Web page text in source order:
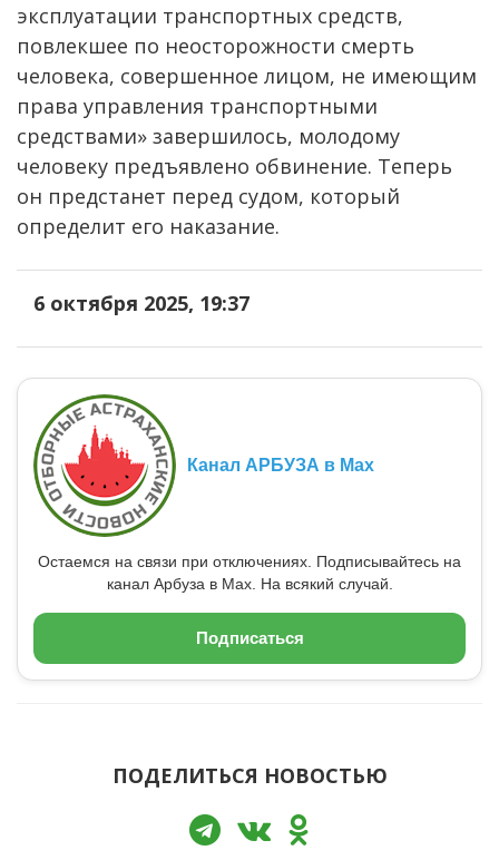
эксплуатации транспортных средств,
повлекшее по неосторожности смерть
человека, совершенное лицом, не имеющим
права управления транспортными
средствами» завершилось, молодому
человеку предъявлено обвинение. Теперь
он предстанет перед судом, который
определит его наказание.
6 октября 2025, 19:37
Канал АРБУЗА в Max
Остаемся на связи при отключениях. Подписывайтесь на
канал Арбуза в Max. На всякий случай.
Подписаться
ПОДЕЛИТЬСЯ НОВОСТЬЮ